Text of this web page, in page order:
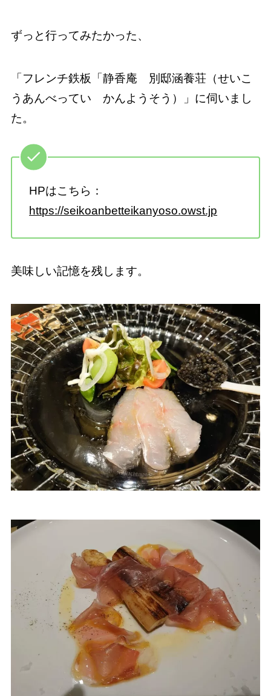
ずっと行ってみたかった、
「フレンチ鉄板「静香庵 別邸涵養荘（せいこ
うあんべってい かんようそう）」に伺いまし
た。
HPはこちら：
https://seikoanbetteikanyoso.owst.jp
美味しい記憶を残します。